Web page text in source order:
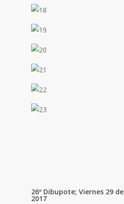
26º Dibupote; Viernes 29
2017